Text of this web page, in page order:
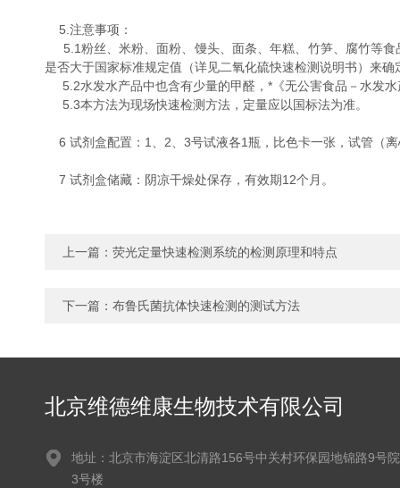
5.注意事项：
5.1粉丝、米粉、面粉、馒头、面条、年糕、竹笋、腐竹等食
是否大于国家标准规定值（详见二氧化硫快速检测说明书）来
5.2水发水产品中也含有少量的甲醛，*《无公害食品－水发
5.3本方法为现场快速检测方法，定量应以国标法为准。
6 试剂盒配置：1、2、3号试液各1瓶，比色卡一张，试管（
7 试剂盒储藏：阴凉干燥处保存，有效期12个月。
上一篇： 荧光定量快速检测系统的检测原理和特点
下一篇： 布鲁氏菌抗体快速检测的测试方法
北京维德维康生物技术有限公司
地址：北京市海淀区北清路156号中关村环保园地锦路9号院
3号楼